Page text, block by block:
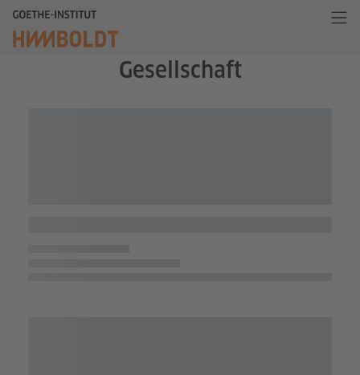
Gesellschaft